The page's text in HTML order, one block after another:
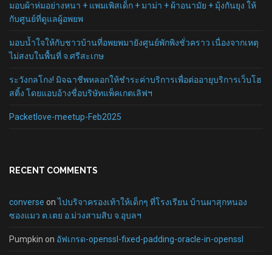
มอบผ้าห่มอย่างหนา + แพมเพิสเด็ก + มาม่า + ผ้าอนามัย + มุ้งกันยุง ให้
กับศูนย์ที่ดูแลผู้อพยพ
มอบน้ำใจให้กับชาวบ้านที่อพยพมายังศูนย์พักพิงชั่วคราว เนื่องจากเหตุ
ไม่สงบในพื้นที่ จ.ศรีสะเกษ
ระวังกลโกง! มิจฉาชีพหลอกให้ชำระค่าบริการเพื่อต่ออายุบริการเว็บโฮ
สติ้ง โดยแอบอ้างชื่อบริษัทแพ็คเกตเลิฟฯ
Packetlove-meetup-Feb2025
RECENT COMMENTS
converse onไปบริจาครองเท้าให้เด็กๆ ที่โรงเรียน บ้านผาสุกหนอง
ซองแมว ต.เตย อ.ม่วงสามสิบ จ.อุบลฯ
Pumpkin on อัฟเกรด-openssl-fixed-padding-oracle-in-openssl